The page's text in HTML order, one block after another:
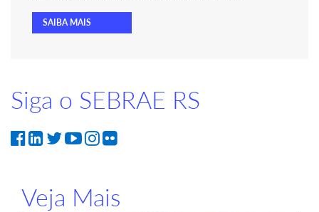
SAIBA MAIS
Siga o SEBRAE RS
Veja Mais